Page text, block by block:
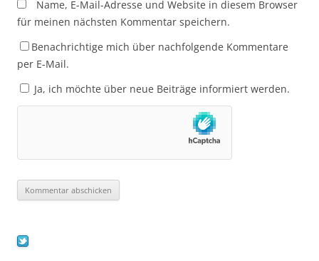
Name, E-Mail-Adresse und Website in diesem Browser
für meinen nächsten Kommentar speichern.
Benachrichtige mich über nachfolgende Kommentare
per E-Mail.
Ja, ich möchte über neue Beiträge informiert werden.